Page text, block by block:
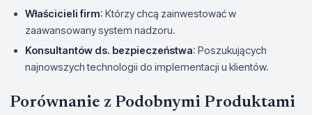
Właścicieli firm: Którzy chcą zainwestować w
zaawansowany system nadzoru.
Konsultantów ds. bezpieczeństwa: Poszukujących
najnowszych technologii do implementacji u klientów.
Porównanie z Podobnymi Produktami